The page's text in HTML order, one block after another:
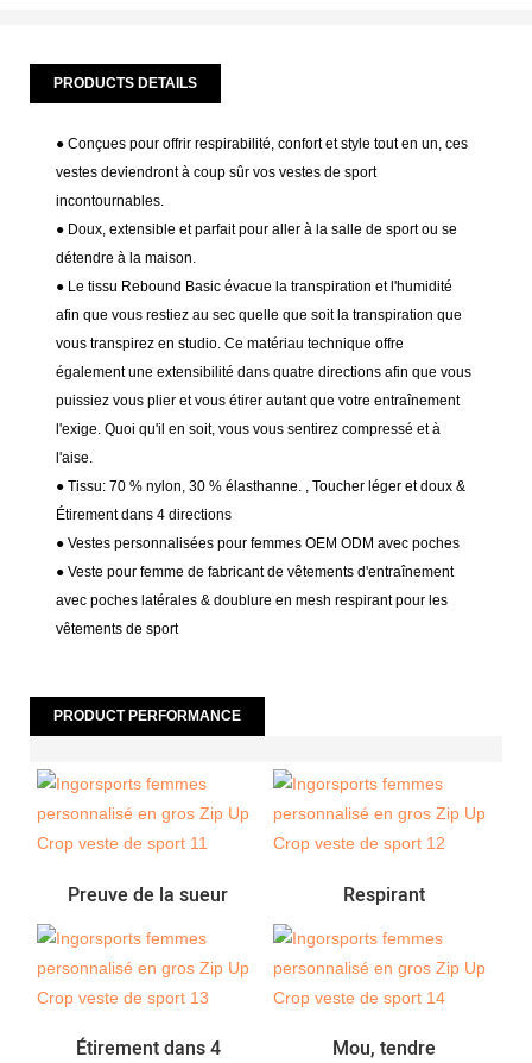
PRODUCTS DETAILS
● Conçues pour offrir respirabilité, confort et style tout en un, ces
vestes deviendront à coup sûr vos vestes de sport
incontournables.
● Doux, extensible et parfait pour aller à la salle de sport ou se
détendre à la maison.
● Le tissu Rebound Basic évacue la transpiration et l'humidité
afin que vous restiez au sec quelle que soit la transpiration que
vous transpirez en studio. Ce matériau technique offre
également une extensibilité dans quatre directions afin que vous
puissiez vous plier et vous étirer autant que votre entraînement
l'exige. Quoi qu'il en soit, vous vous sentirez compressé et à
l'aise.
● Tissu:70 % nylon, 30 % élasthanne. , Toucher léger et doux &
Étirement dans 4 directions
● Vestes personnalisées pour femmes OEM ODM avec poches
● Veste pour femme de fabricant de vêtements d'entraînement
avec poches latérales & doublure en mesh respirant pour les
vêtements de sport
PRODUCT PERFORMANCE
Preuve de la sueur Respirant
Étirement dans 4
Mou, tendre